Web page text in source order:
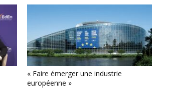
« Faire émerger une industrie
européenne »